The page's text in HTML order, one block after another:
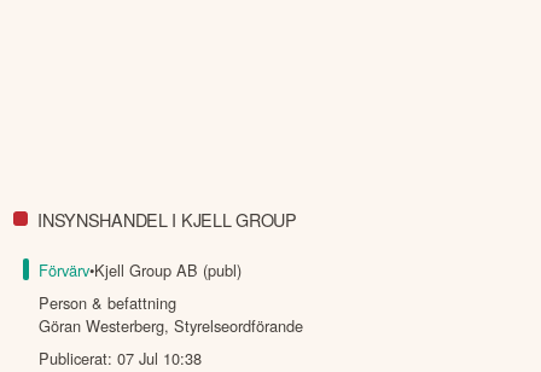
INSYNSHANDEL I KJELL GROUP
Förvärv•Kjell Group AB (publ)
Person & befattning
Göran Westerberg,Styrelseordförande
Publicerat:07 Jul 10:38